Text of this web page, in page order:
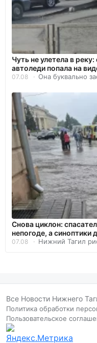
Чуть не улетела в
автоледи попала на
07.08 Она буквально
Снова циклон:
непогоде, а синоптики
07.08 Нижний Тагил
Все Новости Нижнего
Политика обработки
Пользовательское